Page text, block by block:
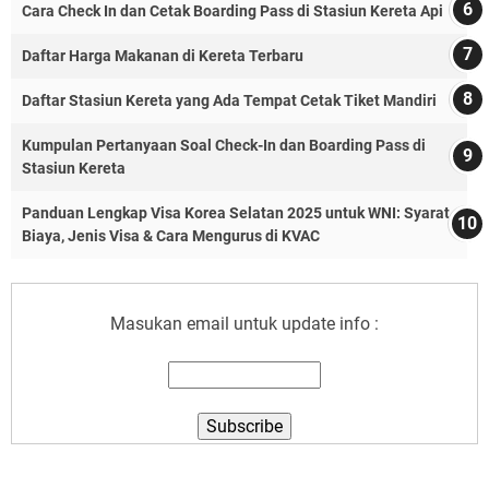
Cara Check In dan Cetak Boarding Pass di Stasiun Kereta Api
Daftar Harga Makanan di Kereta Terbaru
Daftar Stasiun Kereta yang Ada Tempat Cetak Tiket Mandiri
Kumpulan Pertanyaan Soal Check-In dan Boarding Pass di
Stasiun Kereta
Panduan Lengkap Visa Korea Selatan 2025 untuk WNI: Syarat,
Biaya, Jenis Visa & Cara Mengurus di KVAC
Masukan email untuk update info :